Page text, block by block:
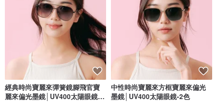
經典時尚寶麗來彈簧鏡腳飛官寶
麗來偏光墨鏡│UV400太陽眼鏡-2
中性時尚寶麗來方框寶麗來偏光
墨鏡│UV400太陽眼鏡-2色